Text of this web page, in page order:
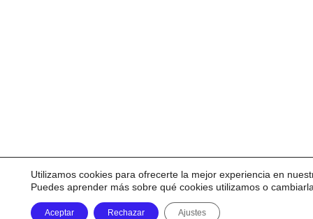
Utilizamos cookies para ofrecerte la mejor experiencia en
Puedes aprender más sobre qué cookies utilizamos o
Aceptar Rechazar Ajustes